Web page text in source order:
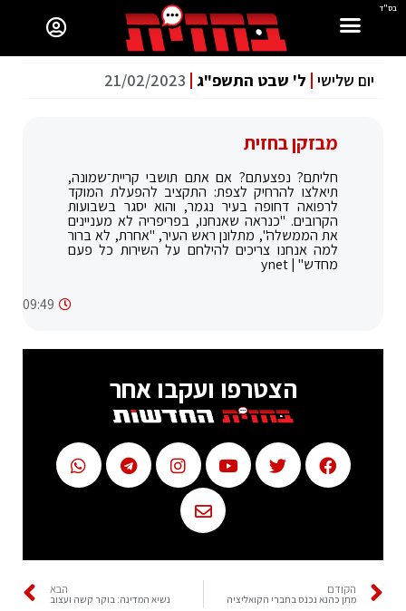
בס"ד
יום שלישי ל' שבט התשפ"ג 21/02/2023
מבזקן בחזית
חליתם? נפצעתם? אם אתם תושבי קריית־שמונה,
תיאלצו להרחיק לצפת: התקציב להפעלת המוקד
לרפואה דחופה בעיר נגמר, והוא יסגר בשבועות
הקרובים. "כנראה שאנחנו, בפריפריה לא מעניינים
את הממשלה", מתלונן ראש העיר, "אחרת, לא ברור
למה אנחנו צריכים להילחם על השירות כל פעם
מחדש" | ynet
09:49
הצטרפו ועקבו אחר
הקודם
מתן כהנא נכנס בחברי הקואליציה
הבא
נשיא המדינה: בוקר קשה ועצוב